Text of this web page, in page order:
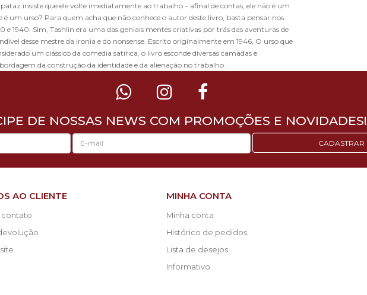
insiste que ele volte imediatamente ao trabalho – afinal de contas, ele não é um
um urso? Para quem acha que não conhece o autor deste livro, basta pensar nos
e 1940. Sim, Tashlin era uma das geniais mentes criativas por trás das aventuras de
desse mestre da ironia e do nonsense. Escrito originalmente em 1946, O urso que
um clássico da comédia satírica, o livro esconde diversas camadas e
da construção da identidade e da alienação no trabalho.
DE NOSSAS NEWS COM PROMOÇÕES E NOVIDADES!
CADASTRAR
AO CLIENTE
contato
MINHA CONTA
Minha conta
Histórico de pedidos
Lista de desejos
Informativo